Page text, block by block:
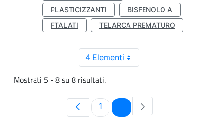
PLASTICIZZANTI
BISFENOLO A
FTALATI
TELARCA PREMATURO
4 Elementi
Mostrati 5 - 8 su 8 risultati.
Pagina
1 Pagina